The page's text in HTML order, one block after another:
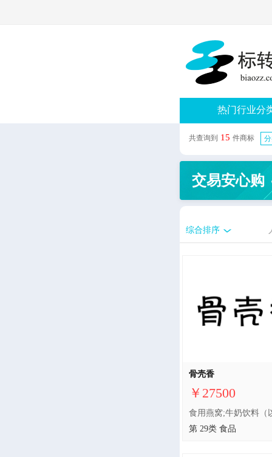
热门行业分
共查询到 15 件商标
交易安心购
综合排序
骨壳香
￥27500
第 29类 食品